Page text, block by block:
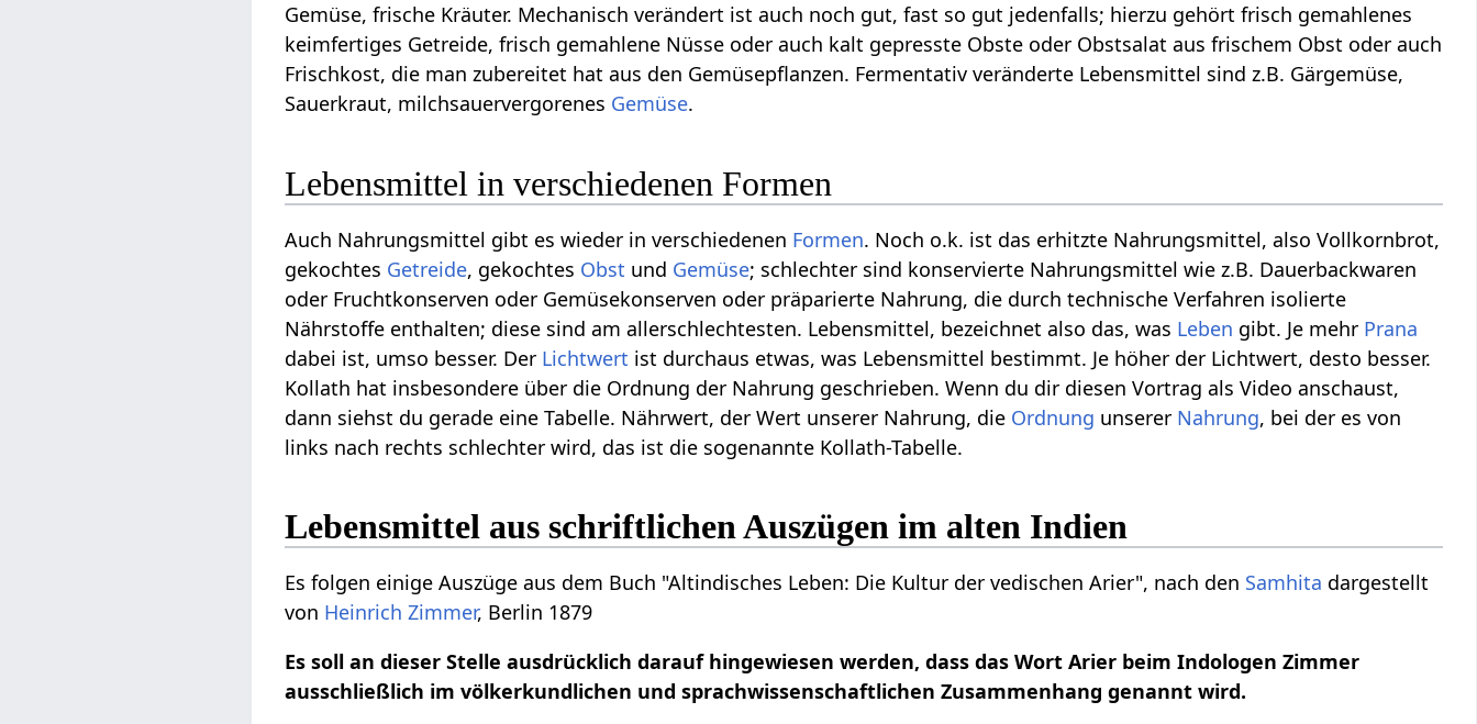
Gemüse, frische Kräuter. Mechanisch verändert ist auch noch gut, fast so gut jedenfalls; hierzu gehört frisch gemahlenes
keimfertiges Getreide, frisch gemahlene Nüsse oder auch kalt gepresste Obste oder Obstsalat aus frischem Obst oder auch
Frischkost, die man zubereitet hat aus den Gemüsepflanzen. Fermentativ veränderte Lebensmittel sind z.B. Gärgemüse,
Sauerkraut, milchsauervergorenes Gemüse.
Lebensmittel in verschiedenen Formen
Auch Nahrungsmittel gibt es wieder in verschiedenen Formen. Noch o.k. ist das erhitzte Nahrungsmittel, also Vollkornbrot,
gekochtes Getreide, gekochtes Obst und Gemüse; schlechter sind konservierte Nahrungsmittel wie z.B. Dauerbackwaren
oder Fruchtkonserven oder Gemüsekonserven oder präparierte Nahrung, die durch technische Verfahren isolierte
Nährstoffe enthalten; diese sind am allerschlechtesten. Lebensmittel, bezeichnet also das, was Leben gibt. Je mehr Prana
dabei ist, umso besser. Der Lichtwert ist durchaus etwas, was Lebensmittel bestimmt. Je höher der Lichtwert, desto besser.
Kollath hat insbesondere über die Ordnung der Nahrung geschrieben. Wenn du dir diesen Vortrag als Video anschaust,
dann siehst du gerade eine Tabelle. Nährwert, der Wert unserer Nahrung, die Ordnung unserer Nahrung, bei der es von
links nach rechts schlechter wird, das ist die sogenannte Kollath-Tabelle.
Lebensmittel aus schriftlichen Auszügen im alten Indien
Es folgen einige Auszüge aus dem Buch "Altindisches Leben: Die Kultur der vedischen Arier", nach den Samhita dargestellt
von Heinrich Zimmer, Berlin 1879
Es soll an dieser Stelle ausdrücklich darauf hingewiesen werden, dass das Wort Arier beim Indologen Zimmer
ausschließlich im völkerkundlichen und sprachwissenschaftlichen Zusammenhang genannt wird.